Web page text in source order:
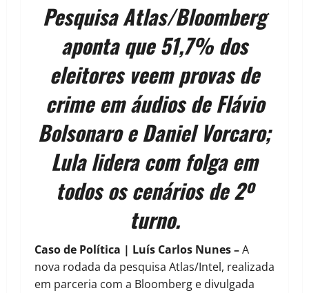
Pesquisa Atlas/Bloomberg
aponta que 51,7% dos
eleitores veem provas de
crime em áudios de Flávio
Bolsonaro e Daniel Vorcaro;
Lula lidera com folga em
todos os cenários de 2º
turno.
Caso de Política | Luís Carlos Nunes –A
nova rodada da pesquisa Atlas/Intel, realizada
em parceria com a Bloomberg e divulgada